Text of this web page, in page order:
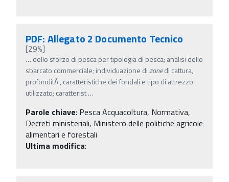
PDF: Allegato 2 Documento Tecnico
[29%]
… dello sforzo di pesca per tipologia di pesca; analisi dello
sbarcato commerciale; individuazione dizonedi cattura,
profonditÃ , caratteristiche dei fondali e tipo di attrezzo
utilizzato; caratterist…
Parole chiave: Pesca Acquacoltura, Normativa,
Decreti ministeriali, Ministero delle politiche agricole
alimentari e forestali
Ultima modifica: